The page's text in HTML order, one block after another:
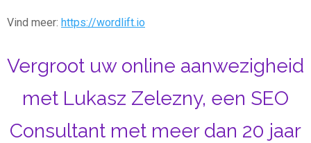
Vind meer: https://wordlift.io
Vergroot uw online aanwezigheid
met Lukasz Zelezny, een SEO
Consultant met meer dan 20 jaar